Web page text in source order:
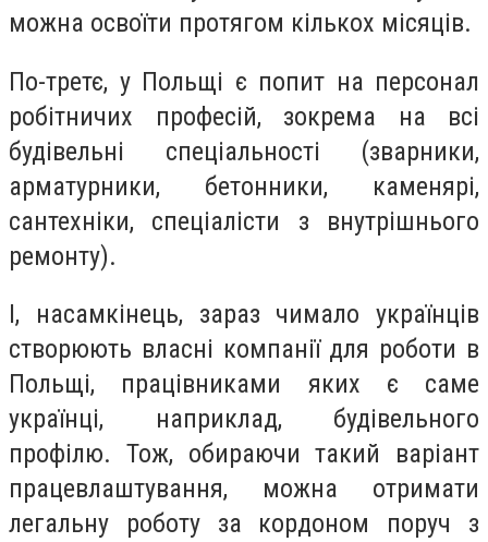
можна освоїти протягом кількох місяців.
По-третє, у Польщі є попит на персонал
робітничих професій, зокрема на всі
будівельні спеціальності (зварники,
арматурники, бетонники, каменярі,
сантехніки, спеціалісти з внутрішнього
ремонту).
І, насамкінець, зараз чимало українців
створюють власні компанії для роботи в
Польщі, працівниками яких є саме
українці, наприклад, будівельного
профілю. Тож, обираючи такий варіант
працевлаштування, можна отримати
легальну роботу за кордоном поруч з